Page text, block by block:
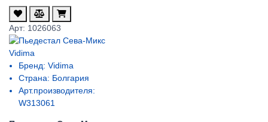
Арт: 1026063
Бренд: Vidima
Страна: Болгария
Арт.производителя:
W313061